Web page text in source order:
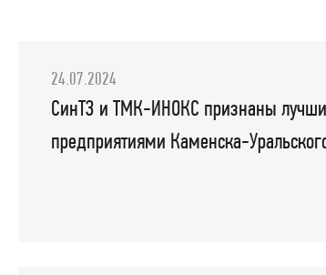
24.07.2024
СинТЗ и ТМК-ИНОКС признаны
предприятиями Каменска-